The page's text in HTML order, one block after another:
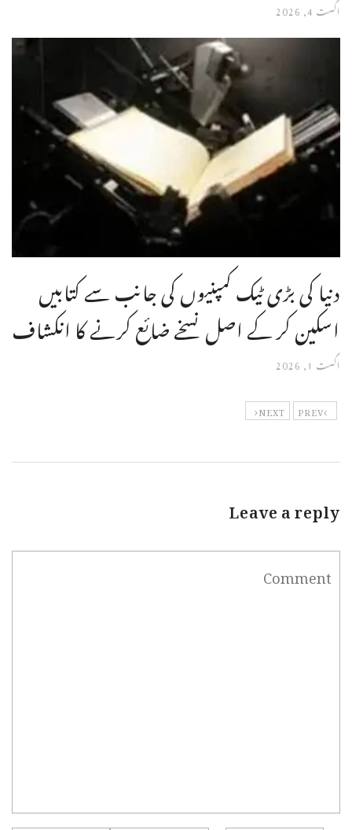
اگست 4, 2026
دنیا کی بڑی ٹیک کمپنیوں کی جانب سے کتابیں
اسکین کر کے اصل نسخے ضائع کرنے کا انکشاف
اگست 1, 2026
PREV
NEXT
Leave a reply